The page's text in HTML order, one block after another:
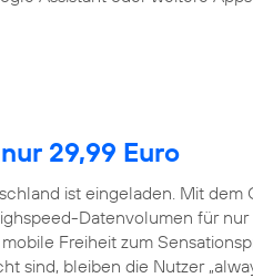
29,99 Euro
ist eingeladen. Mit dem
Datenvolumen für
Freiheit zum
sind, bleiben die Nutzer